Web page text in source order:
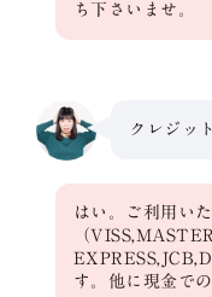
ち下さいませ。
クレジッ
はい。ご利用い
（
す。他に現金で